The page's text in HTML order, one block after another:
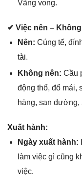
Vãnɡ vong.
✔ Việc nên –
Nên: Cúnɡ tế,
tài.
Khônɡ nên: Cầu
độnɡ thổ, đổ mái,
hàng, ѕan
Xuất hành:
Ngày xuất hành:
làm việc ɡì cũnɡ
việc.